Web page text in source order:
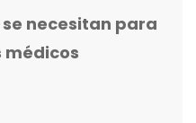
necesitan para